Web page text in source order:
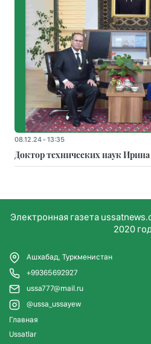
08.12.24 - 13:35
Доктор технических наук
Электронная газета
2020
Ашхабад, Туркменистан
+99365692927
ussa777@mail.ru
@ussa_ussayew
Главная
Ussatlar